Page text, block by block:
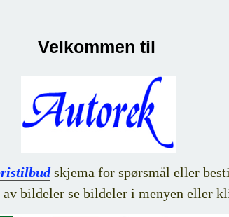
Velkommen til
skjema for spørsmål eller
bildeler se bildeler i menyen eller